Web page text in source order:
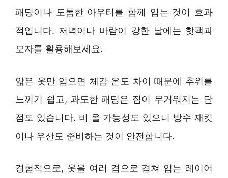
패딩이나 도톰한 아우터를 함께 입는 것이 효과
적입니다. 저녁이나 바람이 강한 날에는 핫팩과
모자를 활용해보세요.
얇은 옷만 입으면 체감 온도 차이 때문에 추위를
느끼기 쉽고, 과도한 패딩은 짐이 무거워지는 단
점도 있습니다. 비 올 가능성도 있으니 방수 재킷
이나 우산도 준비하는 것이 안전합니다.
경험적으로, 옷을 여러 겹으로 겹쳐 입는 레이어